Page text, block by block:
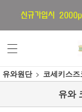
유와원단 코세키스
유와